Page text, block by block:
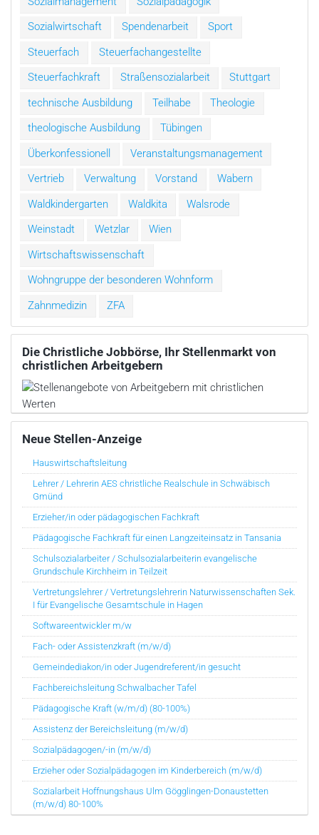
Sozialwirtschaft
Spendenarbeit
Sport
Steuerfach
Steuerfachangestellte
Steuerfachkraft
Straßensozialarbeit
Stuttgart
technische Ausbildung
Teilhabe
Theologie
theologische Ausbildung
Tübingen
Überkonfessionell
Veranstaltungsmanagement
Vertrieb
Verwaltung Vorstand
Wabern
Waldkindergarten
Waldkita
Walsrode
Weinstadt
Wetzlar
Wien
Wirtschaftswissenschaft
Wohngruppe der besonderen Wohnform
Zahnmedizin
ZFA
Die Christliche Jobbörse, Ihr Stellenmarkt von
christlichen Arbeitgebern
Neue Stellen-Anzeige
Hauswirtschaftsleitung
Lehrer / Lehrerin AES christliche Realschule in Schwäbisch
Gmünd
Erzieher/in oder pädagogischen Fachkraft
Pädagogische Fachkraft für einen Langzeiteinsatz in Tansania
Schulsozialarbeiter / Schulsozialarbeiterin evangelische
Grundschule Kirchheim in Teilzeit
Vertretungslehrer / Vertretungslehrerin Naturwissenschaften Sek.
I für Evangelische Gesamtschule in Hagen
Softwareentwickler m/w
Fach- oder Assistenzkraft (m/w/d)
Gemeindediakon/in oder Jugendreferent/in gesucht
Fachbereichsleitung Schwalbacher Tafel
Pädagogische Kraft (w/m/d) (80-100%)
Assistenz der Bereichsleitung (m/w/d)
Sozialpädagogen/-in (m/w/d)
Erzieher oder Sozialpädagogen im Kinderbereich (m/w/d)
Sozialarbeit Hoffnungshaus Ulm Gögglingen-Donaustetten
(m/w/d) 80-100%